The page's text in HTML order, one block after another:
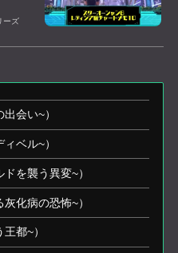
ーズ
会い~）
ベル~）
を襲う異変~）
化病の恐怖~）
都~）